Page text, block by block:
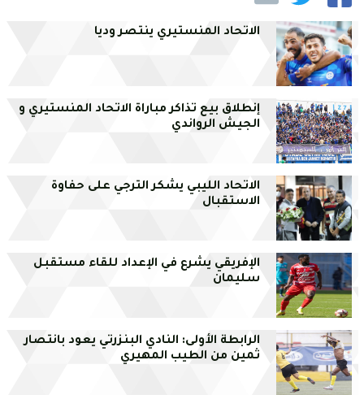
الاتحاد المنستيري ينتصر وديا
إنطلاق بيع تذاكر مباراة الاتحاد المنستيري و
الجيش الرواندي
الاتحاد الليبي يشكر الترجي على حفاوة
الاستقبال
الإفريقي يشرع في الإعداد للقاء مستقبل
سليمان
الرابطة الأولى: النادي البنزرتي يعود بانتصار
ثمين من الطيب المهيري